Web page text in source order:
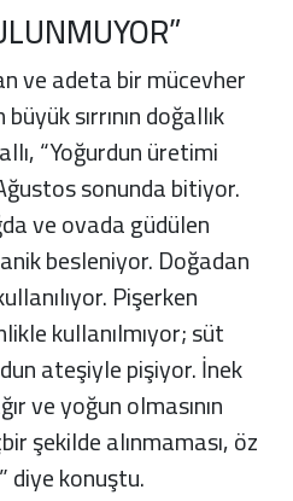
ve adeta bir mücevher
sırrının doğallık
“Yoğurdun üretimi
sonunda bitiyor.
ve ovada güdülen
besleniyor. Doğadan
Pişerken
kullanılmıyor; süt
ateşiyle pişiyor. İnek
ve yoğun olmasının
şekilde alınmaması, öz
diye konuştu.